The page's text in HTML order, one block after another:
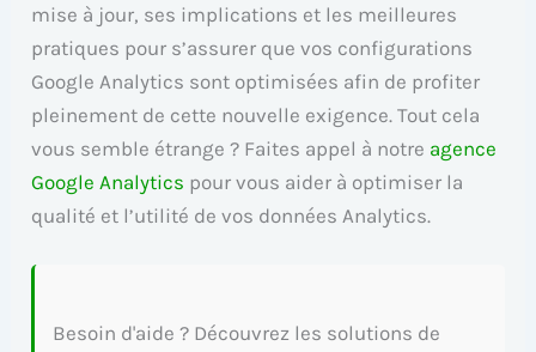
mise à jour, ses implications et les meilleures
pratiques pour s’assurer que vos configurations
Google Analytics sont optimisées afin de profiter
pleinement de cette nouvelle exigence. Tout cela
vous semble étrange ? Faites appel à notre agence
Google Analytics pour vous aider à optimiser la
qualité et l’utilité de vos données Analytics.
Besoin d'aide ? Découvrez les solutions de